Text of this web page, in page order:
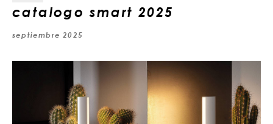
catalogo smart 2025
septiembre 2025